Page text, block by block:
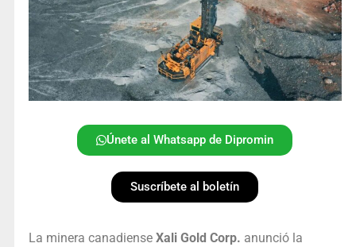
Únete al Whatsapp de Dipromin
Suscríbete al boletín
La minera canadiense Xali Gold Corp. anunció la